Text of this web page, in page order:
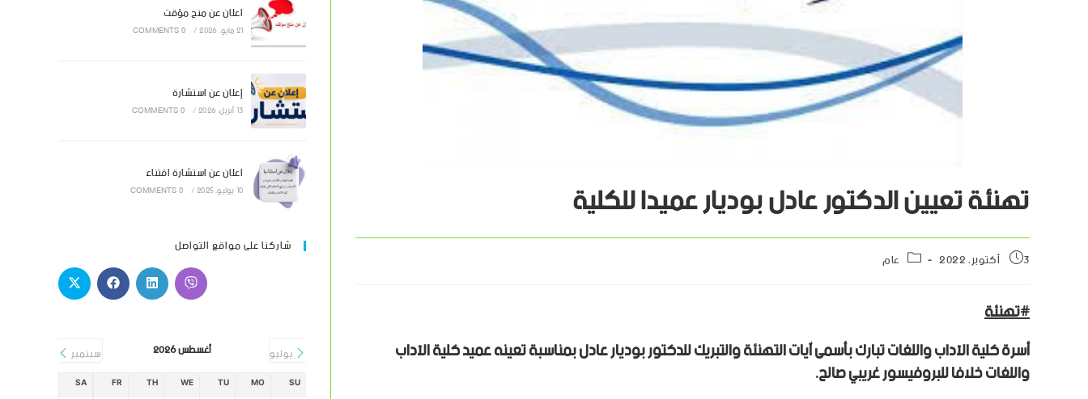
تهنئة تعيين الدكتور عادل بوديار عميدا للكلية
3 أكتوبر، 2022 عام
#تهنئة
أسرة كلية الآداب واللغات تبارك بأسمى آيات التهنئة والتبريك للدكتور بوديار عادل بمناسبة تعينه عميد كلية الآداب
واللغات خلافا للبروفيسور غريبي صالح.
اعلان عن منح مؤقت
21 مايو، 2026 /
0 COMMENTS
إعلان عن استشارة
13 أبريل، 2026 /
0 COMMENTS
اعلان عن استشارة اقتناء
10 يوليو، 2025 /
0 COMMENTS
شاركنا على مواقع التواصل
يوليو أغسطس 2026 سبتمبر
SU
MO
TU
WE
TH
FR
SA